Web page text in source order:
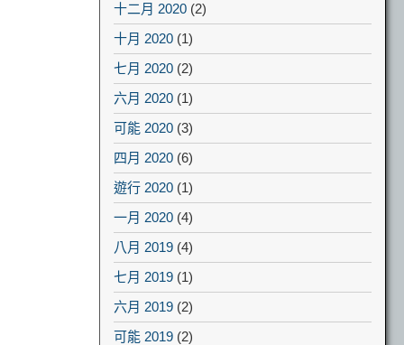
十二月 2020 (2)
十月 2020 (1)
七月 2020 (2)
六月 2020 (1)
可能 2020 (3)
四月 2020 (6)
遊行 2020 (1)
一月 2020 (4)
八月 2019 (4)
七月 2019 (1)
六月 2019 (2)
可能 2019 (2)